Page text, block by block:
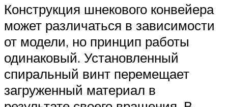
Конструкция шнекового конвейера
может различаться в зависимости
от модели, но принцип работы
одинаковый. Установленный
спиральный винт перемещает
загруженный материал в